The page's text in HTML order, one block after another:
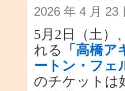
2026 年 4 月 23
5月2日（土）
れる
「高橋
ートン・フェ
のチケットは